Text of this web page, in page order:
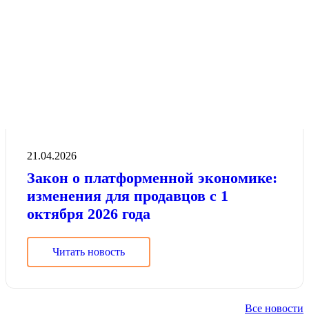
21.04.2026
Закон о платформенной экономике:
изменения для продавцов с 1
октября 2026 года
Читать новость
Все новости